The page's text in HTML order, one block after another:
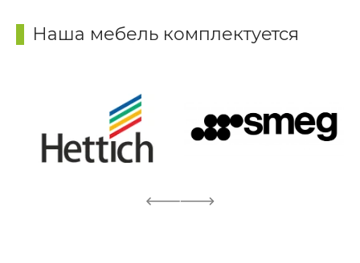
Наша мебель комплектуется